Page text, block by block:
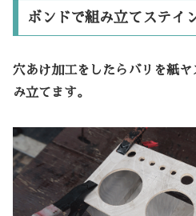
ボンドで組み立てステイ
穴あけ加工をしたらバリを紙
み立てます。